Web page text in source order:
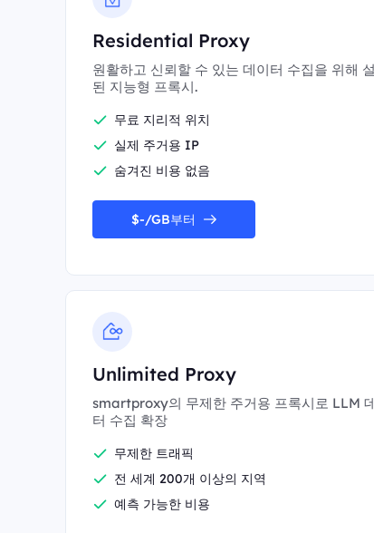
Residential Proxy
원활하고 신뢰할 수 있는 데이터 수집을 위해
된 지능형 프록시.
무료 지리적 위치
실제 주거용 IP
숨겨진 비용 없음
$-/GB부터
Unlimited Proxy
smartproxy의 무제한 주거용 프록시로 LLM
터 수집 확장
무제한 트래픽
전 세계 200개 이상의 지역
예측 가능한 비용